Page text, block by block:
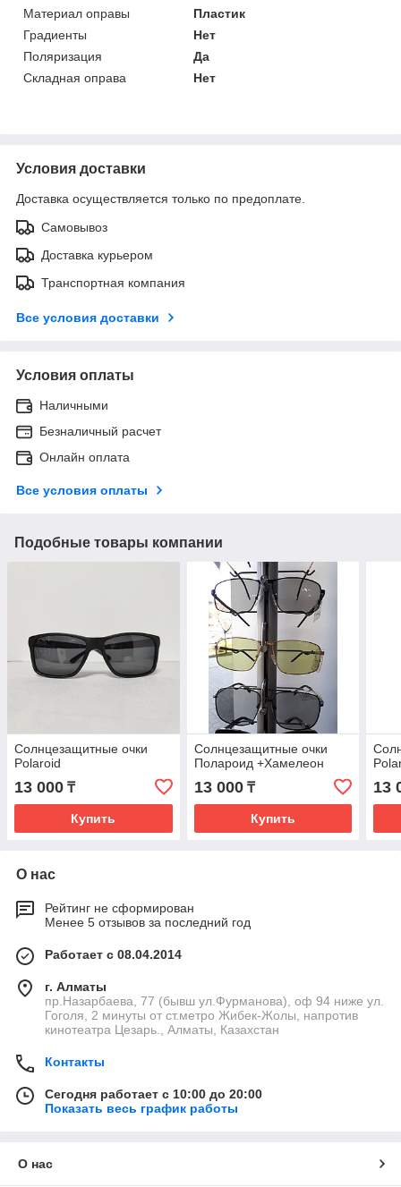
Материал оправы
Пластик
Градиенты
Нет
Поляризация
Да
Складная оправа
Нет
Условия доставки
Доставка осуществляется только по предоплате.
Самовывоз
Доставка курьером
Транспортная компания
Все условия доставки
Условия оплаты
Наличными
Безналичный расчет
Онлайн оплата
Все условия оплаты
Подобные товары компании
Солнцезащитные очки
Polaroid
13 000 ₸
Купить
Солнцезащитные очки
Полароид +Хамелеон
13 000₸
Купить
13
О нас
Рейтинг не сформирован
Менее 5 отзывов за последний год
Работает с 08.04.2014
г. Алматы
пр.Назарбаева, 77 (бывш ул.Фурманова), оф 94 ниже ул.
Гоголя, 2 минуты от ст.метро Жибек-Жолы, напротив
кинотеатра Цезарь., Алматы, Казахстан
Контакты
Сегодня работает с 10:00 до 20:00
Показать весь график работы
О нас